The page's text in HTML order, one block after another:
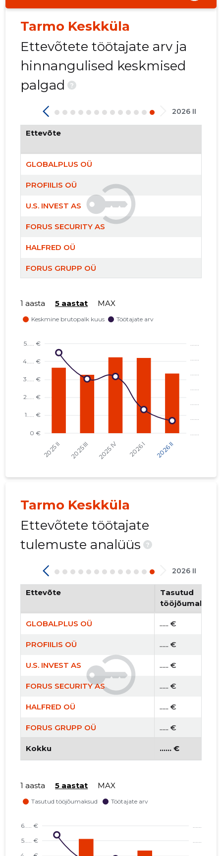
Tarmo Keskküla
Ettevõtete töötajate arv ja
hinnangulised keskmised
palgad
?
2026 II
Ettevõte
GLOBALPLUS OÜ
PROFIILIS OÜ
U.S. INVEST AS
FORUS SECURITY AS
HALFRED OÜ
FORUS GRUPP OÜ
GRANIITMAJA OÜ
KAMIERA INVEST OÜ
SEVARIAA INVEST OÜ
JVTM ADVISORY OÜ
SUIRIS PROPERTY OÜ
FORUS HOLDING OÜ
US TOKEN OÜ
EESTI VÕRKPALLI LIIT MTÜ
1 aasta 5 aastat MAX
Tarmo Keskküla
Ettevõtete töötajate
tulemuste analüüs
?
2026 II
Ettevõte
Tasutud
tööjõumaksud
GLOBALPLUS OÜ ...... €
PROFIILIS OÜ ...... €
U.S. INVEST AS ...... €
FORUS SECURITY AS ...... €
HALFRED OÜ ...... €
FORUS GRUPP OÜ ...... €
BREDA OÜ ...... €
FORUS HALDUS OÜ
SEVARIAA INVEST OÜ
JVTM ADVISORY OÜ
Kokku ...... €
1 aasta 5 aastat MAX